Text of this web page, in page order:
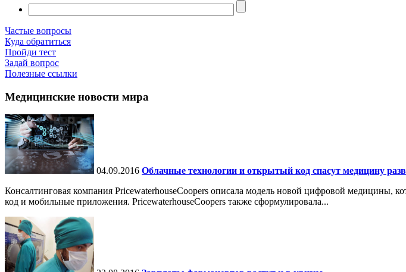
Частые вопросы
Куда обратиться
Пройди тест
Задай вопрос
Полезные ссылки
Медицинские новости мира
04.09.2016 Облачные технологии и открытый код спасут медицину
Консалтинговая компания PricewaterhouseCoopers описала модель новой цифровой
код и мобильные приложения. PricewaterhouseCoopers также сформулировала...